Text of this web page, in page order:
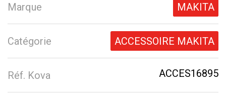
Marque MAKITA
Catégorie ACCESSOIRE MAKITA
Réf. Kova ACCES16895